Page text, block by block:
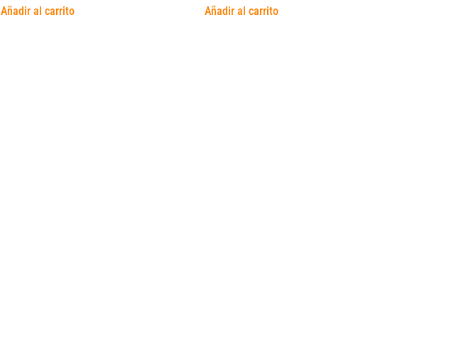
Añadir al carrito Añadir al carrito